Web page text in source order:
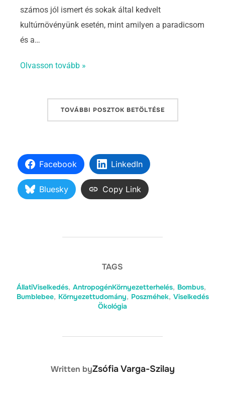
számos jól ismert és sokak által kedvelt
kultúrnövényünk esetén, mint amilyen a paradicsom
és a…
Olvasson tovább »
TOVÁBBI POSZTOK BETÖLTÉSE
Facebook LinkedIn
Bluesky Copy Link
TAGS
ÁllatiViselkedés, AntropogénKörnyezetterhelés, Bombus,
Bumblebee, Környezettudomány, Poszméhek, Viselkedés
Ökológia
POST AUTHOR
Written byZsófia Varga-Szilay